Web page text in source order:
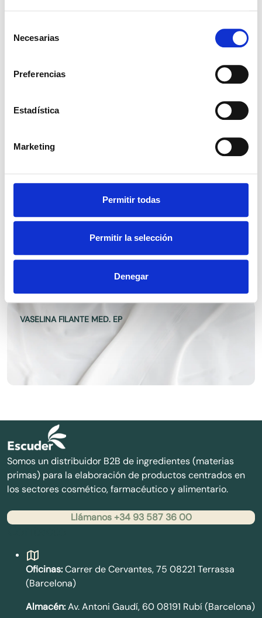
Necesarias
Preferencias
Estadística
Marketing
Permitir todas
Permitir la selección
Denegar
VASELINA LIQUIDA DENSA EP
VASELINA FILANTE MED. EP
Somos un distribuidor B2B de ingredientes (materias
primas) para la elaboración de productos centrados en
los sectores cosmético, farmacéutico y alimentario.
Llámanos +34 93 587 36 00
Oficinas:Carrer de Cervantes, 75 08221 Terrassa
(Barcelona)
Almacén:Av. Antoni Gaudí, 60 08191 Rubí (Barcelona)